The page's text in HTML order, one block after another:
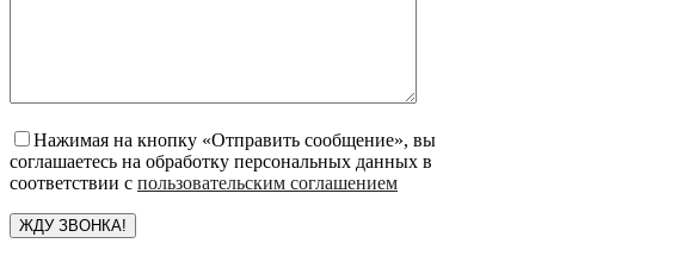
Нажимая на кнопку «Отправить сообщение», вы
соглашаетесь на обработку персональных данных в
соответствии с пользовательским соглашением